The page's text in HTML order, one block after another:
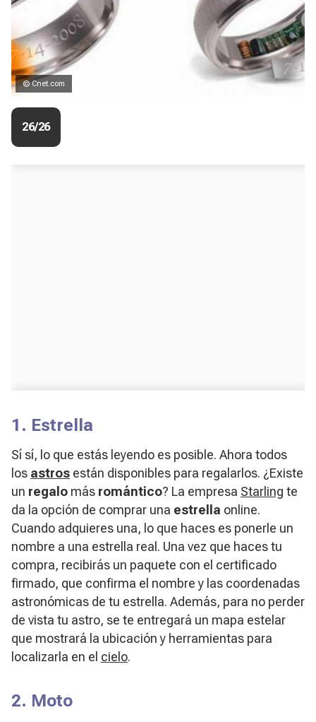
© Cnet.com
26/26
1. Estrella
Sí sí, lo que estás leyendo es posible. Ahora todos
los astros están disponibles para regalarlos. ¿Existe
un regalo más romántico? La empresa Starling te
da la opción de comprar una estrella online.
Cuando adquieres una, lo que haces es ponerle un
nombre a una estrella real. Una vez que haces tu
compra, recibirás un paquete con el certificado
firmado, que confirma el nombre y las coordenadas
astronómicas de tu estrella. Además, para no perder
de vista tu astro, se te entregará un mapa estelar
que mostrará la ubicación y herramientas para
localizarla en el cielo.
2. Moto